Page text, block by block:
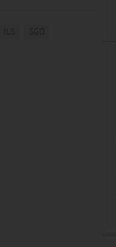
ILS
SGD